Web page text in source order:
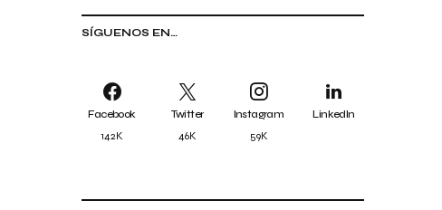
SÍGUENOS EN…
Facebook
142K
Twitter
46K
Instagram
59K
LinkedIn